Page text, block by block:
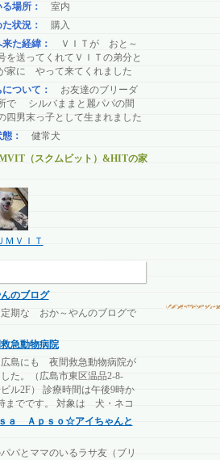
る場所： 室内
た状況： 購入
来た経緯：
ＶＩＴが おと～
を送ってくれてＶＩＴの弟分と
家に やって来てくれました
について：
お友達のブリーダ
で シルバままと麗パパの間
四男末っ子として生まれました
態： 健常犬
（スクムビット）&HITの家
ＭＶＩＴ
のブログ
期な おか～やんのブログで
急動物病院
島にも 夜間救急動物病院が
た。（広島市東区温品2-8-
ル2F） 診療時間は午後9時か
までです。 対象は 犬・ネコ
ａ Ａｐｓｏ☆アイちゃんと
パとママのいるラサ友（ブリ